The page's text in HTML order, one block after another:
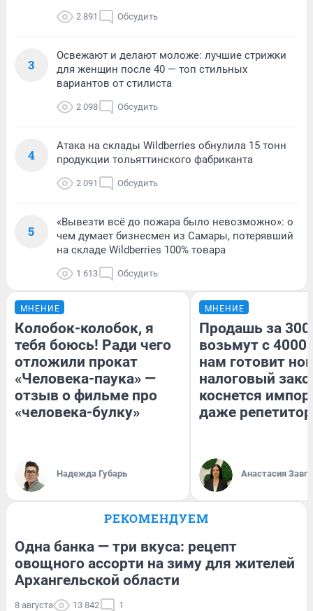
2 891 Обсудить
3
Освежают и делают моложе: лучшие стрижки
для женщин после 40 — топ стильных
вариантов от стилиста
2 098 Обсудить
4
Атака на склады Wildberries обнулила 15 тонн
продукции тольяттинского фабриканта
2 091 Обсудить
5
«Вывезти всё до пожара было невозможно»: о
чем думает бизнесмен из Самары, потерявший
на складе Wildberries 100% товара
1 613 Обсудить
МНЕНИЕ
Колобок-колобок, я
тебя боюсь! Ради чего
отложили прокат
«Человека-паука» —
отзыв о фильме про
«человека-булку»
Надежда Губарь
МНЕНИЕ
Продашь за
возьмут с
нам готовит
налоговый
коснется
даже
Анастасия
РЕКОМЕНДУЕМ
Одна банка — три вкуса: рецепт
овощного ассорти на зиму для жителей
Архангельской области
8 августа 13 842 1